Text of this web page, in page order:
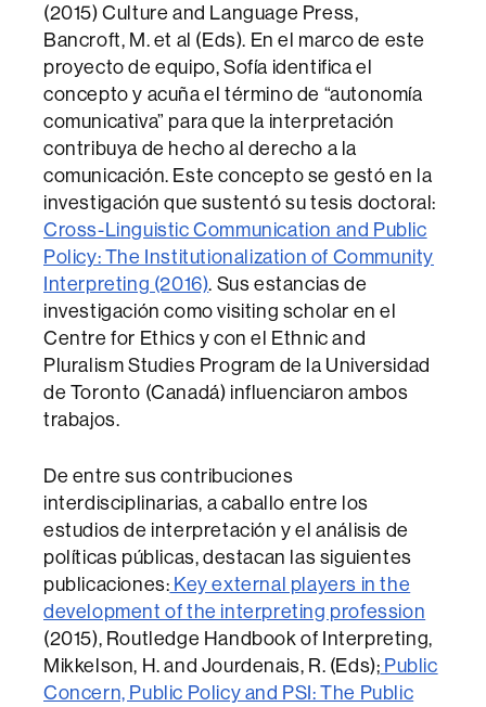
(2015) Culture and Language Press,
Bancroft, M. et al (Eds). En el marco de este
proyecto de equipo, Sofía identifica el
concepto y acuña el término de “autonomía
comunicativa” para que la interpretación
contribuya de hecho al derecho a la
comunicación. Este concepto se gestó en la
investigación que sustentó su tesis doctoral:
Cross-Linguistic Communication and Public
Policy: The Institutionalization of Community
Interpreting (2016). Sus estancias de
investigación como visiting scholar en el
Centre for Ethics y con el Ethnic and
Pluralism Studies Program de la Universidad
de Toronto (Canadá) influenciaron ambos
trabajos.
De entre sus contribuciones
interdisciplinarias, a caballo entre los
estudios de interpretación y el análisis de
políticas públicas, destacan las siguientes
publicaciones: Key external players in the
development of the interpreting profession
(2015), Routledge Handbook of Interpreting,
Mikkelson, H. and Jourdenais, R. (Eds); Public
Concern, Public Policy and PSI: The Public